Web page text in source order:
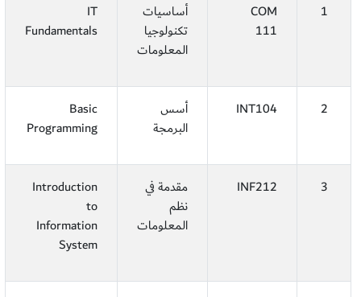
1
COM
111
أساسيات
تكنولوجيا
المعلومات
IT
Fundamentals
2
INT104
أسس
البرمجة
Basic
Programming
3
INF212
مقدمة في
نظم
المعلومات
Introduction
to
Information
System